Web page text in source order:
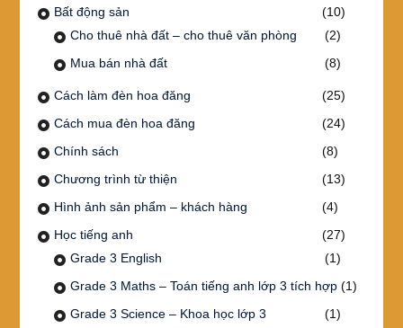
Bất động sản
(10)
Cho thuê nhà đất – cho thuê văn phòng
(2)
Mua bán nhà đất
(8)
Cách làm đèn hoa đăng
(25)
Cách mua đèn hoa đăng
(24)
Chính sách
(8)
Chương trình từ thiện
(13)
Hình ảnh sản phẩm – khách hàng
(4)
Học tiếng anh
(27)
Grade 3 English
(1)
Grade 3 Maths – Toán tiếng anh lớp 3 tích hợp(1)
Grade 3 Science – Khoa học lớp 3
(1)